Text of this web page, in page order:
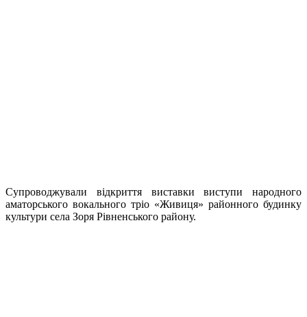
Супроводжували відкриття виставки виступи народного
аматорського вокального тріо «Живиця» районного будинку
культури села Зоря Рівненського району.